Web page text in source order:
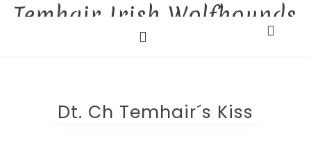
SkipTemhair Irish Wolfhounds
Liebhaberzucht
Dt. Ch Temhair´s Kiss